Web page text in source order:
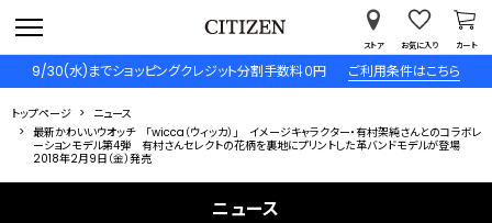
9/30(水)までショッピングクレジット分割手数料０円 ご利用条件はこちら
ストア お気に入り カート
トップページ
ニュース
最新かわいいウオッチ 「wicca（ウィッカ）」 イメージキャラクター・有村架純さんとのコラボレ
ーションモデル第4弾 有村さんセレクトの花柄を裏地にプリントした革バンドモデルが登場
2018年2月9日（金）発売
ニュース